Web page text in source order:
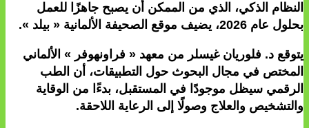
النظام الذكي، الذي من الممكن أن يصبح جاهزًا للعمل
بحلول عام 2026، يضيف موقع الصحيفة الألمانية « بيلد ».
يتوقع د. فلوريان غيسلر من معهد « فراونهوفر » الألماني
المختص في مجال البحوث حول التطبيقات، أن الطب
الرقمي سيظل موجودًا في المستقبل، بدءًا من الوقاية
والتشخيص والعلاج وصولًا إلى الرعاية اللاحقة.